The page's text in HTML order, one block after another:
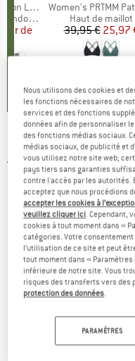
Socks
réduit
de
Article
Women's PRTMM Patio
Product group
Haut de maillot
Prix
39,95 € Prix
25,97
2117 OF SWEDEN -
Veste polaire
(0)
Nous utilisons des cookies et
les fonctions nécessaires de
services et des fonctions
données afin de personnaliser
des fonctions médias sociaux.
médias sociaux, de publicité et
vous utilisez notre site web;
pays tiers sans garanties
contre l'accès par les autorités.
acceptez que nous procédions
accepter les cookies à
veuillez cliquer ici. Cependant,
cookies à tout moment dans «
catégories. Votre
l’utilisation de ce site et peut
tout moment dans «
inférieure de notre site. Vous
risques des transferts vers des
protection des données.
PARAMÈTRES